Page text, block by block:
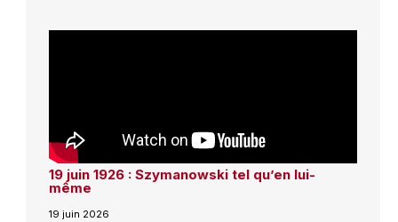
19 juin 1926 : Szymanowski tel qu’en lui-
même
19 juin 2026